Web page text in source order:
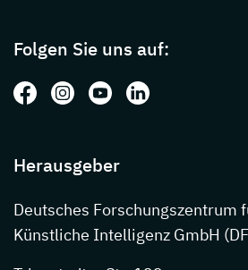
Folgen Sie uns auf:
Folgen Sie uns auf: Facebook
Folgen Sie uns auf:
Folgen Sie uns auf:
Folgen Sie
Herausgeber
Deutsches Forschungszentrum
Künstliche Intelligenz GmbH